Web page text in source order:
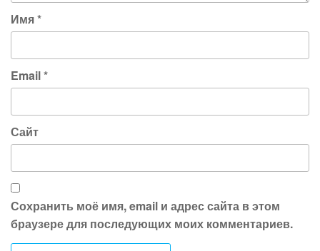
Имя*
Email*
Сайт
Сохранить моё имя, email и адрес сайта в этом
браузере для последующих моих комментариев.